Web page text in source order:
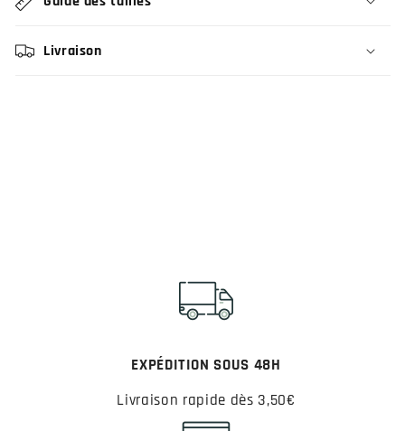
Livraison
EXPÉDITION SOUS 48H
Livraison rapide dès 3,50€